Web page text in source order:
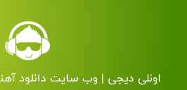
اونلی دیجی | وب سایت دانلود